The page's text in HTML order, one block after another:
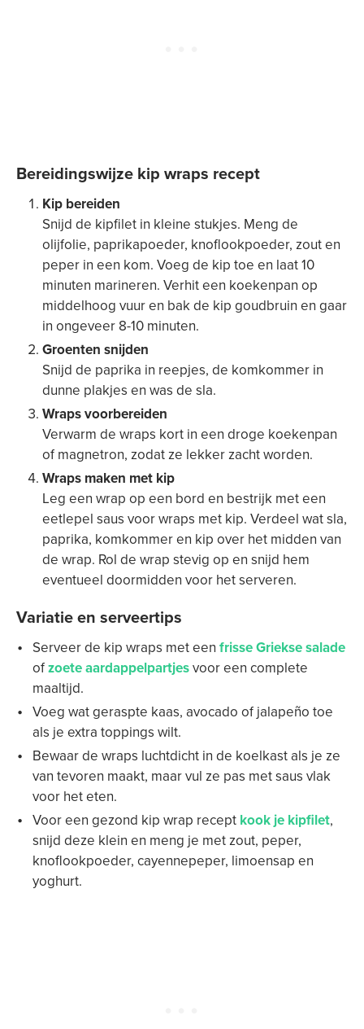
Bereidingswijze kip wraps recept
Kip bereiden
Snijd de kipfilet in kleine stukjes. Meng de
olijfolie, paprikapoeder, knoflookpoeder, zout en
peper in een kom. Voeg de kip toe en laat 10
minuten marineren. Verhit een koekenpan op
middelhoog vuur en bak de kip goudbruin en gaar
in ongeveer 8-10 minuten.
Groenten snijden
Snijd de paprika in reepjes, de komkommer in
dunne plakjes en was de sla.
Wraps voorbereiden
Verwarm de wraps kort in een droge koekenpan
of magnetron, zodat ze lekker zacht worden.
Wraps maken met kip
Leg een wrap op een bord en bestrijk met een
eetlepel saus voor wraps met kip. Verdeel wat sla,
paprika, komkommer en kip over het midden van
de wrap. Rol de wrap stevig op en snijd hem
eventueel doormidden voor het serveren.
Variatie en serveertips
Serveer de kip wraps met een frisse Griekse salade
ofzoete aardappelpartjesvoor een complete
maaltijd.
Voeg wat geraspte kaas, avocado of jalapeño toe
als je extra toppings wilt.
Bewaar de wraps luchtdicht in de koelkast als je ze
van tevoren maakt, maar vul ze pas met saus vlak
voor het eten.
Voor een gezond kip wrap recept kook je kipfilet,
snijd deze klein en meng je met zout, peper,
knoflookpoeder, cayennepeper, limoensap en
yoghurt.